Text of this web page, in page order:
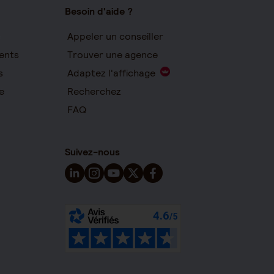
Besoin d'aide ?
Appeler un conseiller
Trouver une agence
Adaptez l'affichage
Recherchez
FAQ
Suivez-nous
Suivez-nous sur LinkedIn - Nouvelle fenêtre
Suivez-nous sur Instagram - Nouvelle
Suivez-nous sur YouTube - Nouvelle
Suivez-nous sur X - Nouvelle
Suivez-nous sur Facebook